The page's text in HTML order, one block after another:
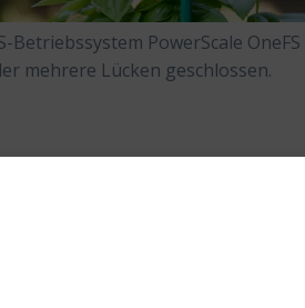
Betriebssystem PowerScale
mehrere Lücken geschlossen.